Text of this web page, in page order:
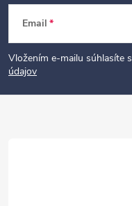
t
Email
Vložením e-mailu súhlasíte s
údajov